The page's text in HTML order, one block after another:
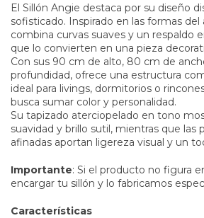
El Sillón Angie destaca por su diseño
sofisticado. Inspirado en las formas
combina curvas suaves y un respaldo
que lo convierten en una pieza
Con sus 90 cm de alto, 80 cm de
profundidad, ofrece una estructura
ideal para livings, dormitorios o
busca sumar color y personalidad.
Su tapizado aterciopelado en tono
suavidad y brillo sutil, mientras que las
afinadas aportan ligereza visual y un
Importante: Si el producto no figura
encargar tu sillón y lo fabricamos
Características